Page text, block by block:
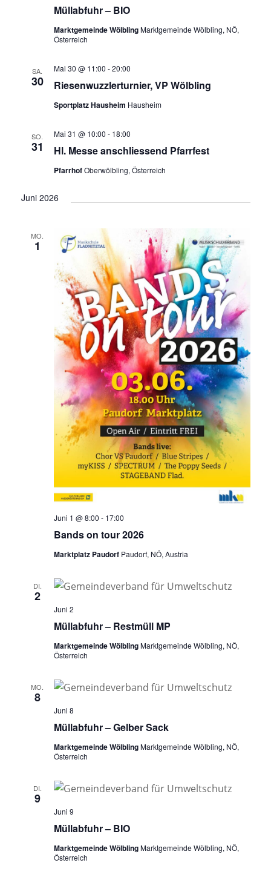
Müllabfuhr – BIO
Marktgemeinde WölblingMarktgemeinde Wölbling, NÖ,
Österreich
SA.
30 Riesenwuzzlerturnier, VP Wölbling
Mai 30 @ 11:00 -20:00
Sportplatz Hausheim Hausheim
SO.
31 Hl. Messe anschliessend Pfarrfest
Mai 31 @ 10:00 - 18:00
PfarrhofOberwölbling, Österreich
Juni 2026
MO.
1
Bands on tour 2026
Juni 1 @ 8:00 - 17:00
Marktplatz Paudorf Paudorf, NÖ, Austria
DI.
2
Müllabfuhr – Restmüll MP
Juni 2
Marktgemeinde WölblingMarktgemeinde Wölbling, NÖ,
Österreich
MO.
8
Müllabfuhr – Gelber Sack
Juni 8
Marktgemeinde WölblingMarktgemeinde Wölbling, NÖ,
Österreich
DI.
9
Müllabfuhr – BIO
Juni 9
Marktgemeinde WölblingMarktgemeinde Wölbling, NÖ,
Österreich